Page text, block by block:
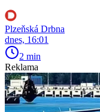
Plzeňská Drbna
dnes, 16:01
2 min
Reklama